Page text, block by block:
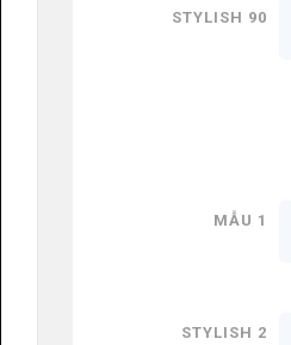
Stylish 90
Mẫu 1
Stylish 2